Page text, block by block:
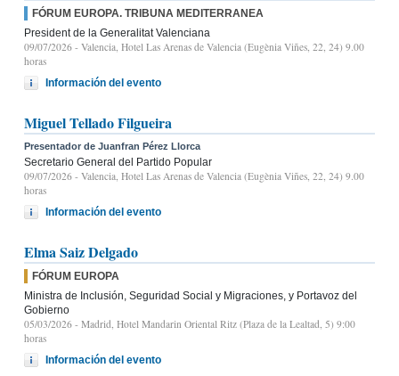
FÓRUM EUROPA. TRIBUNA MEDITERRANEA
President de la Generalitat Valenciana
09/07/2026 - Valencia, Hotel Las Arenas de Valencia (Eugènia Viñes, 22, 24) 9.00
horas
Información del evento
Miguel Tellado Filgueira
Presentador de Juanfran Pérez Llorca
Secretario General del Partido Popular
09/07/2026 - Valencia, Hotel Las Arenas de Valencia (Eugènia Viñes, 22, 24) 9.00
horas
Información del evento
Elma Saiz Delgado
FÓRUM EUROPA
Ministra de Inclusión, Seguridad Social y Migraciones, y Portavoz del
Gobierno
05/03/2026 - Madrid, Hotel Mandarin Oriental Ritz (Plaza de la Lealtad, 5) 9:00
horas
Información del evento